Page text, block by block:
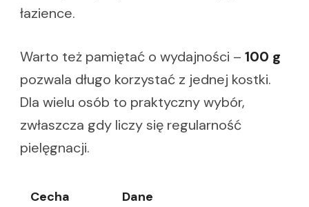
łazience.
Warto też pamiętać o wydajności – 100 g
pozwala długo korzystać z jednej kostki.
Dla wielu osób to praktyczny wybór,
zwłaszcza gdy liczy się regularność
pielęgnacji.
Cecha Dane